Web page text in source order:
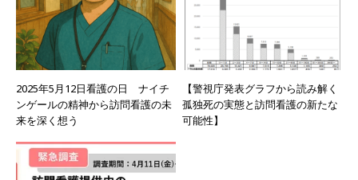
2025年5月12日看護の日 ナイチ
ンゲールの精神から訪問看護の未
来を深く想う
【警視庁発表グラフから読み解く
孤独死の実態と訪問看護の新たな
可能性】